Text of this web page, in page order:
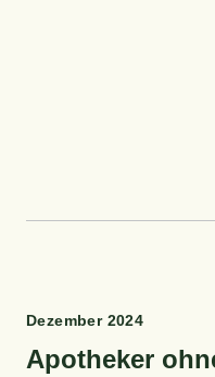
Dezem­ber 2024
Apo­the­ker